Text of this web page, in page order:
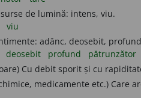
de lumină: intens, viu.
viu
adânc, deosebit,
deosebit profund
pătrunzător
Cu debit sporit și cu
medicamente etc.) Care